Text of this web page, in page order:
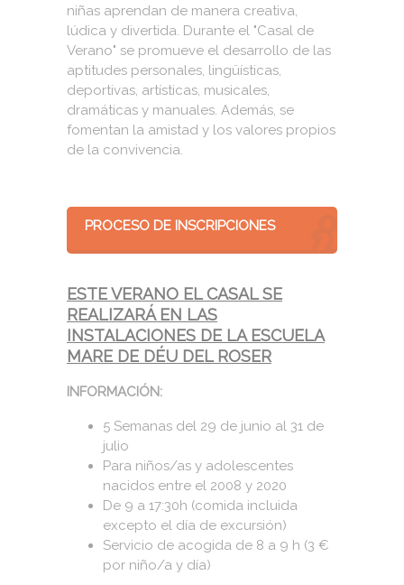
niñas aprendan de manera creativa,
lúdica y divertida. Durante el "Casal de
Verano" se promueve el desarrollo de las
aptitudes personales, lingüísticas,
deportivas, artísticas, musicales,
dramáticas y manuales. Además, se
fomentan la amistad y los valores propios
de la convivencia.
PROCESO DE INSCRIPCIONES
ESTE VERANO EL CASAL SE
REALIZARÁ EN LAS
INSTALACIONES DE LA ESCUELA
MARE DE DÉU DEL ROSER
INFORMACIÓN:
5 Semanas del 29 de junio al 31 de
julio
Para niños/as y adolescentes
nacidos entre el 2008 y 2020
De 9 a 17:30h (comida incluida
excepto el día de excursión)
Servicio de acogida de 8 a 9 h (3 €
por niño/a y día)